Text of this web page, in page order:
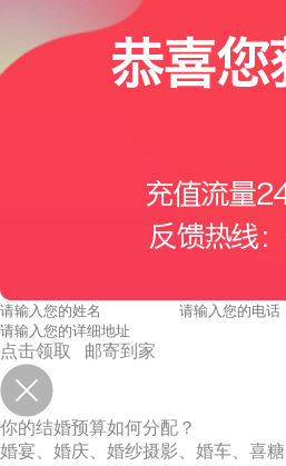
点击领取 邮寄到家
你的结婚预算如何分配？
婚宴、婚庆、婚纱摄影、婚车、喜糖